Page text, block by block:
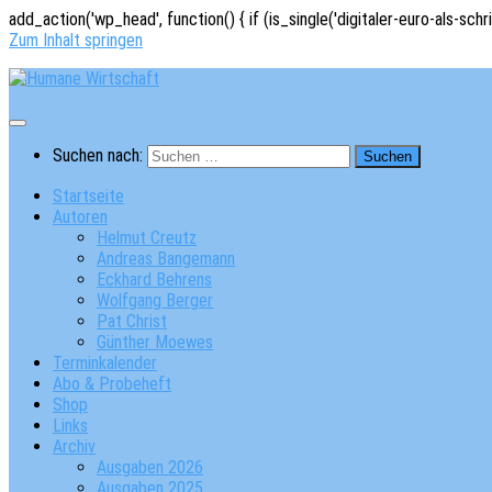
add_action('wp_head', function() { if (is_single('digitaler-euro-als-
Zum Inhalt springen
Suchen nach:
Startseite
Autoren
Helmut Creutz
Andreas Bangemann
Eckhard Behrens
Wolfgang Berger
Pat Christ
Günther Moewes
Terminkalender
Abo & Probeheft
Shop
Links
Archiv
Ausgaben 2026